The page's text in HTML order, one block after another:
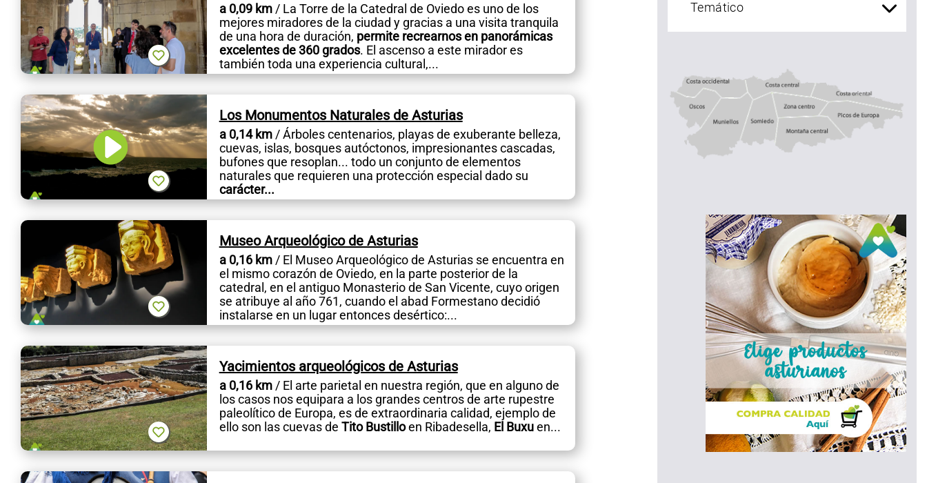
a 0,09 km/ La Torre de la Catedral de Oviedo es uno de los
mejores miradores de la ciudad y gracias a una visita tranquila
de una hora de duración, permite recrearnos en panorámicas
excelentes de 360 grados. El ascenso a este mirador es
también toda una experiencia cultural,...
Los Monumentos Naturales de Asturias
a 0,14 km/ Árboles centenarios, playas de exuberante belleza,
cuevas, islas, bosques autóctonos, impresionantes cascadas,
bufones que resoplan... todo un conjunto de elementos
naturales que requieren una protección especial dado su
carácter...
Museo Arqueológico de Asturias
a 0,16 km/ El Museo Arqueológico de Asturias se encuentra en
el mismo corazón de Oviedo, en la parte posterior de la
catedral, en el antiguo Monasterio de San Vicente, cuyo origen
se atribuye al año 761, cuando el abad Formestano decidió
instalarse en un lugar entonces desértico:...
Yacimientos arqueológicos de Asturias
a 0,16 km/ El arte parietal en nuestra región, que en alguno de
los casos nos equipara a los grandes centros de arte rupestre
paleolítico de Europa, es de extraordinaria calidad, ejemplo de
ello son las cuevas de Tito Bustilloen Ribadesella, El Buxuen...
Costa occidental
Oscos
MuniellosSomiedo
Costa central
zona centro
Montaña centralPicos de